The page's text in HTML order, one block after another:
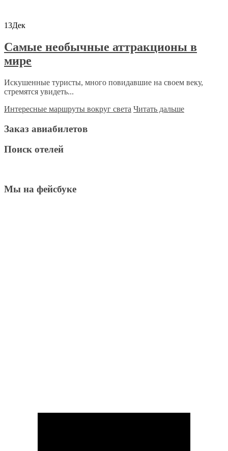
13Дек
Самые необычные аттракционы в
мире
Искушенные туристы, много повидавшие на своем веку,
стремятся увидеть...
Интересные маршруты вокруг света Читать дальше
Заказ авиабилетов
Поиск отелей
Мы на фейсбуке